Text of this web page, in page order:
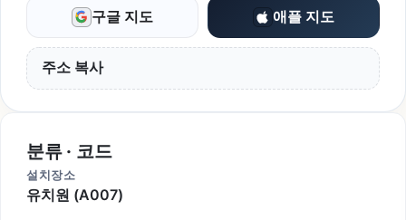
구글 지도 애플 지도
주소 복사
분류 · 코드
설치장소
유치원 (A007)